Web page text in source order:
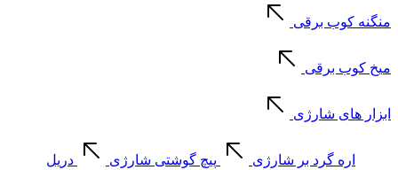
منگنه کوب برقی
میخ کوب برقی
ابزار های شارژی
اره گرد بر شارژی پیچ گوشتی شارژی دریل